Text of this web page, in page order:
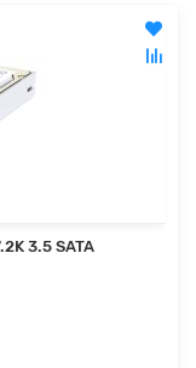
3.5 SATA